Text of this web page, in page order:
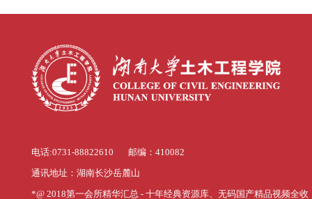
电话:0731-88822610 邮编：410082
通讯地址：湖南长沙岳麓山
*@ 2018第一会所精华汇总 - 十年经典资源库、无码国产精品视频全收